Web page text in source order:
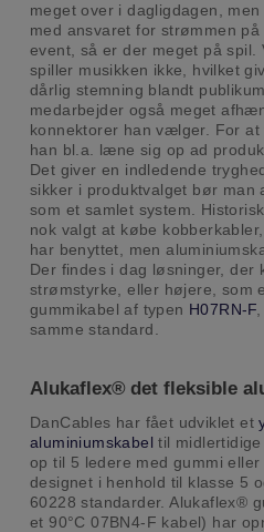
meget over i dagligdagen,
med ansvaret for strømmen
event, så er der meget på spil.
spiller musikken ikke, hvilket
dårlig stemning blandt
medarbejder også meget
konnektorer han vælger. For
han bl.a. læne sig op ad
Det giver en indledende
sikker i produktvalget bør man
som et samlet system.
nok valgt at købe
har benyttet, men
Der findes i dag løsninger, der
strømstyrke, eller højere, som
gummikabel af typen H07RN-F,
samme standard.
Alukaflex® det fleksible
DanCables har fået udviklet et
aluminiumskabel til
op til 5 ledere med gummi
designet i henhold til klasse 5
60228 standarder. Alukaflex®
et 90°C 07BN4-F kabel) har